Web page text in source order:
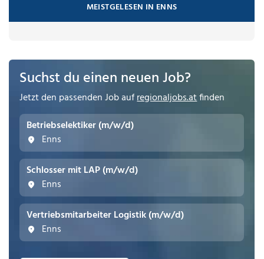
MEISTGELESEN IN ENNS
Suchst du einen neuen Job?
Jetzt den passenden Job aufregionaljobs.atfinden
Betriebselektiker (m/w/d)
Enns
Schlosser mit LAP (m/w/d)
Enns
Vertriebsmitarbeiter Logistik (m/w/d)
Enns